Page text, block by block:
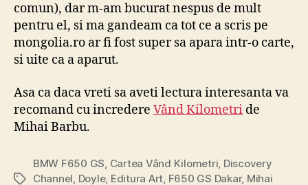
comun), dar m-am bucurat nespus de mult
pentru el, si ma gandeam ca tot ce a scris pe
mongolia.ro ar fi fost super sa apara intr-o carte,
si uite ca a aparut.
Asa ca daca vreti sa aveti lectura interesanta va
recomand cu incredere Vând Kilometri de
Mihai Barbu.
Tags
BMW F650 GS Cartea Vând Kilometri Discovery
Channel Doyle, Editura Art F650 GS Dakar, Mihai